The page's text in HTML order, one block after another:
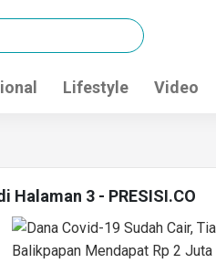
Lifestyle Video
3 - PRESISI.CO